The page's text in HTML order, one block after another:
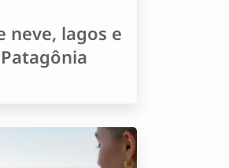
neve, lagos e